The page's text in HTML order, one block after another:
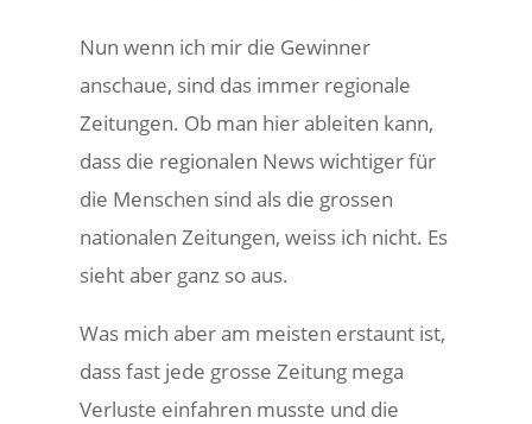
Nun wenn ich mir die Gewinner
anschaue, sind das immer regionale
Zeitungen. Ob man hier ableiten kann,
dass die regionalen News wichtiger für
die Menschen sind als die grossen
nationalen Zeitungen, weiss ich nicht. Es
sieht aber ganz so aus.
Was mich aber am meisten erstaunt ist,
dass fast jede grosse Zeitung mega
Verluste einfahren musste und die